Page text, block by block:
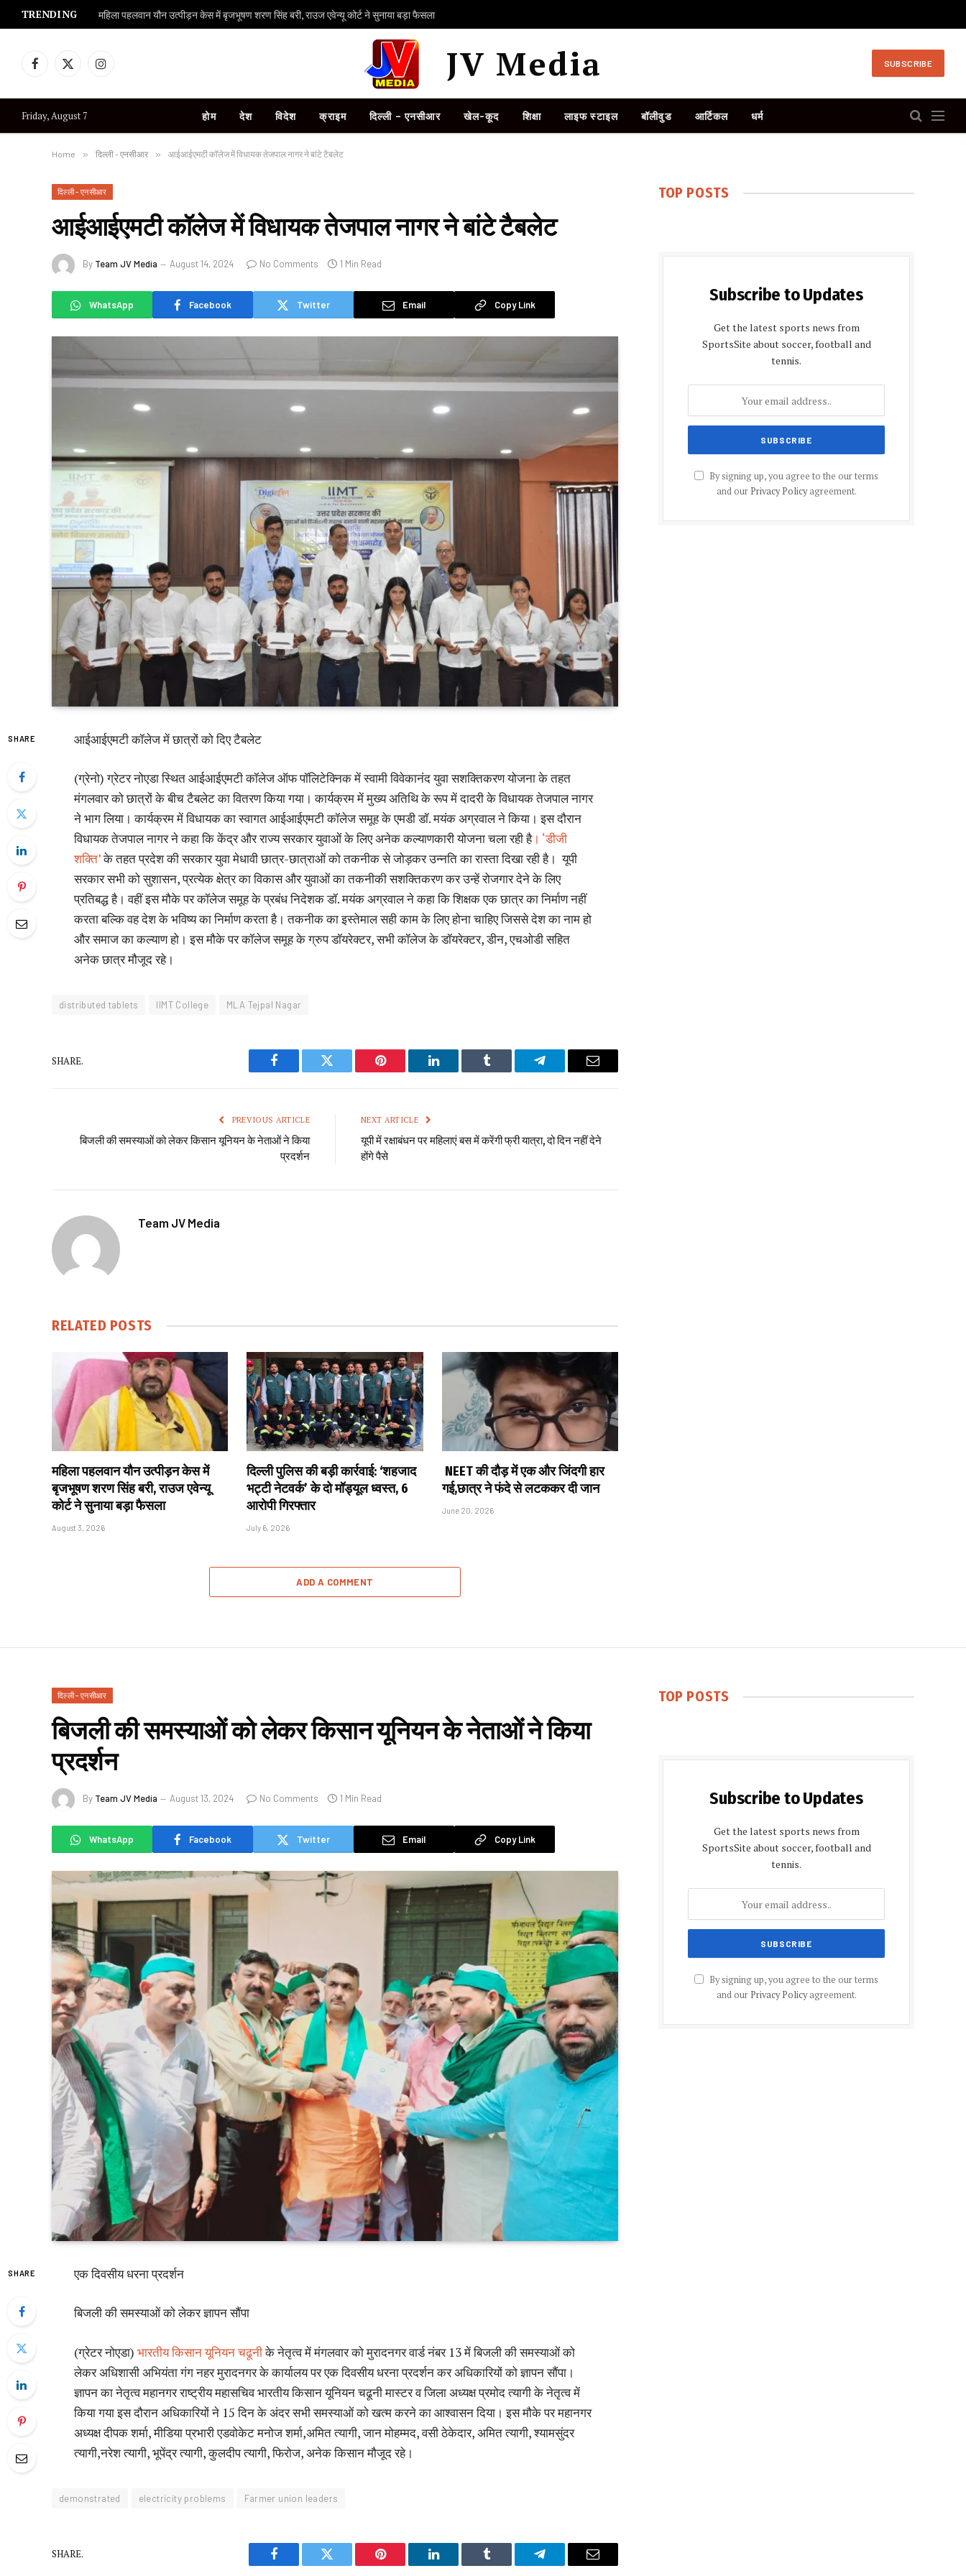
TRENDING महिला पहलवान यौन उत्पीड़न केस में बृजभूषण शरण सिंह बरी, राउज एवेन्यू कोर्ट ने सुनाया बड़ा फैसला
Facebook
X
Instagram JV Media SUBSCRIBE
Friday, August 7 होम देश विदेश क्राइम दिल्ली – एनसीआर खेल-कूद शिक्षा लाइफ स्टाइल बॉलीवुड आर्टिकल धर्म
Home » दिल्ली - एनसीआर » आईआईएमटी कॉलेज में विधायक तेजपाल नागर ने बांटे टैबलेट
दिल्ली - एनसीआर
आईआईएमटी कॉलेज में विधायक तेजपाल नागर ने बांटे टैबलेट
By Team JV Media August 14, 2024 No Comments 1 Min Read
WhatsApp Facebook Twitter Email Copy Link
SHARE आईआईएमटी कॉलेज में छात्रों को दिए टैबलेट
(ग्रेनो) ग्रेटर नोएडा स्थित आईआईएमटी कॉलेज ऑफ पॉलिटेक्निक में स्वामी विवेकानंद युवा सशक्तिकरण योजना के तहत
मंगलवार को छात्रों के बीच टैबलेट का वितरण किया गया। कार्यक्रम में मुख्य अतिथि के रूप में दादरी के विधायक तेजपाल नागर
ने भाग लिया। कार्यक्रम में विधायक का स्वागत आईआईएमटी कॉलेज समूह के एमडी डॉ. मयंक अग्रवाल ने किया। इस दौरान
विधायक तेजपाल नागर ने कहा कि केंद्र और राज्य सरकार युवाओं के लिए अनेक कल्याणकारी योजना चला रही है। ‘डीजी
शक्ति’के तहत प्रदेश की सरकार युवा मेधावी छात्र-छात्राओं को तकनीक से जोड़कर उन्नति का रास्ता दिखा रही है। यूपी
सरकार सभी को सुशासन, प्रत्येक क्षेत्र का विकास और युवाओं का तकनीकी सशक्तिकरण कर उन्हें रोजगार देने के लिए
प्रतिबद्ध है। वहीं इस मौके पर कॉलेज समूह के प्रबंध निदेशक डॉ. मयंक अग्रवाल ने कहा कि शिक्षक एक छात्र का निर्माण नहीं
करता बल्कि वह देश के भविष्य का निर्माण करता है। तकनीक का इस्तेमाल सही काम के लिए होना चाहिए जिससे देश का नाम हो
और समाज का कल्याण हो। इस मौके पर कॉलेज समूह के ग्रुप डॉयरेक्टर, सभी कॉलेज के डॉयरेक्टर, डीन, एचओडी सहित
अनेक छात्र मौजूद रहे।
distributed tablets IIMT College MLA Tejpal Nagar
SHARE.
Facebook Twitter Pinterest LinkedIn Tumblr Telegram Email
PREVIOUS ARTICLE
बिजली की समस्याओं को लेकर किसान यूनियन के नेताओं ने किया
प्रदर्शन
NEXT ARTICLE
यूपी में रक्षाबंधन पर महिलाएं बस में करेंगी फ्री यात्रा, दो दिन नहीं देने
होंगे पैसे
Team JV Media
RELATED POSTS
महिला पहलवान यौन उत्पीड़न केस में
बृजभूषण शरण सिंह बरी, राउज एवेन्यू
कोर्ट ने सुनाया बड़ा फैसला
August 3, 2026
दिल्ली पुलिस की बड़ी कार्रवाई: ‘शहजाद
भट्टी नेटवर्क’ के दो मॉड्यूल ध्वस्त, 6
आरोपी गिरफ्तार
July 6, 2026
NEET की दौड़ में एक और जिंदगी हार
गई,छात्र ने फंदे से लटककर दी जान
June 20, 2026
ADD A COMMENT
TOP POSTS
Subscribe to Updates
Get the latest sports news from
SportsSite about soccer, football and
tennis.
By signing up, you agree to the our terms
and our Privacy Policyagreement.
दिल्ली - एनसीआर
बिजली की समस्याओं को लेकर किसान यूनियन के नेताओं ने किया
प्रदर्शन
By Team JV Media August 13, 2024 No Comments 1 Min Read
WhatsApp Facebook Twitter Email Copy Link
SHARE एक दिवसीय धरना प्रदर्शन
बिजली की समस्याओं को लेकर ज्ञापन सौंपा
(ग्रेटर नोएडा) भारतीय किसान यूनियन चढूनीके नेतृत्व में मंगलवार को मुरादनगर वार्ड नंबर 13 में बिजली की समस्याओं को
लेकर अधिशासी अभियंता गंग नहर मुरादनगर के कार्यालय पर एक दिवसीय धरना प्रदर्शन कर अधिकारियों को ज्ञापन सौंपा।
ज्ञापन का नेतृत्व महानगर राष्ट्रीय महासचिव भारतीय किसान यूनियन चढूनी मास्टर व जिला अध्यक्ष प्रमोद त्यागी के नेतृत्व में
किया गया इस दौरान अधिकारियों ने 15 दिन के अंदर सभी समस्याओं को खत्म करने का आश्वासन दिया। इस मौके पर महानगर
अध्यक्ष दीपक शर्मा, मीडिया प्रभारी एडवोकेट मनोज शर्मा,अमित त्यागी, जान मोहम्मद, वसी ठेकेदार, अमित त्यागी, श्यामसुंदर
त्यागी,नरेश त्यागी, भूपेंद्र त्यागी, कुलदीप त्यागी, फिरोज, अनेक किसान मौजूद रहे।
demonstrated electricity problems Farmer union leaders
SHARE.
Facebook Twitter Pinterest LinkedIn Tumblr Telegram Email
TOP POSTS
Subscribe to Updates
Get the latest sports news from
SportsSite about soccer, football and
tennis.
By signing up, you agree to the our terms
and our Privacy Policyagreement.